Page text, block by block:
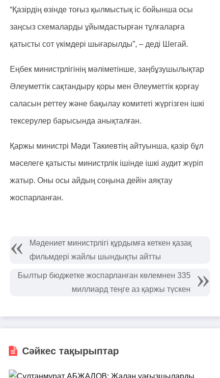
“Қазірдің өзінде тоғыз қылмыстық іс бойынша осы
заңсыз схемаларды ұйымдастырған тұлғаларға
қатысты сот үкімдері шығарылды”, – деді Шегай.
Еңбек министрлігінің мәліметінше, заңбұзушылықтар
Әлеуметтік сақтандыру қоры мен Әлеуметтік қорғау
саласын реттеу және бақылау комитеті жүргізген ішкі
тексерулер барысында анықталған.
Қаржы министрі Мәди Такиевтің айтуынша, қазір бұл
мәселеге қатысты министрлік ішінде ішкі аудит жүріп
жатыр. Оны осы айдың соңына дейін аяқтау
жоспарланған.
Мәдениет министрлігі құрдымға кеткен қазақ
фильмдері жайлы шындықты айтты
Былтыр бюджетке жоспарланған көлемнен 335
миллиард теңге аз қаржы түскен
Сәйкес тақырыптар